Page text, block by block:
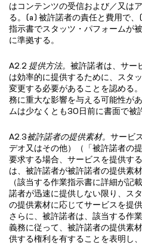
はコンテンツの受信および／又は
る。(a) 被許諾者の責任と費用で
指示書でスタッツ・パフォームが
に準拠する。
A2.2 提供方法。 被許諾者は、サー
は効率的に提供するために、スタ
変更する必要があることを認める
務に重大な影響を与える可能性が
ムは少なくとも30日前に書面で被
A2.3被許諾者の提供素材。 サービ
デオ又はその他）（「被許諾者の
要求する場合、サービスを提供す
は、被許諾者が被許諾者の提供素
（該当する作業指示書に詳細が記
諾者が迅速に提供しない限り、ス
の提供素材に応じてサービスを提
さらに、被許諾者は、該当する作
義務に従って、被許諾者の提供素
供する権利を有することを表明し